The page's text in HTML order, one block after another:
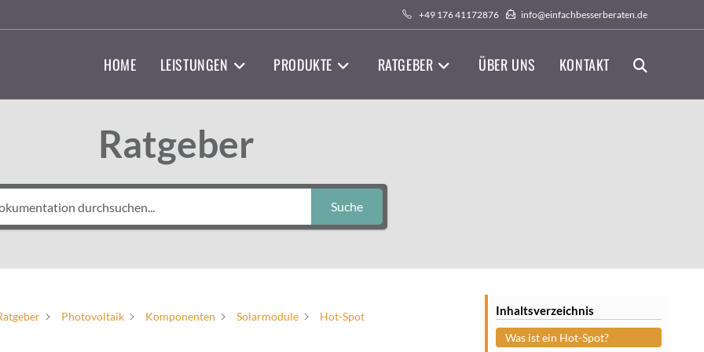
+49 176 41172876 info@einfachbesserberaten.de
HOME LEISTUNGEN PRODUKTE RATGEBER ÜBER UNS KONTAKT WEBSITE-
Ratgeber
Suche
Photovoltaik Komponenten Solarmodule Hot-Spot Inhaltsverzeichnis
Was ist ein Hot-Spot?